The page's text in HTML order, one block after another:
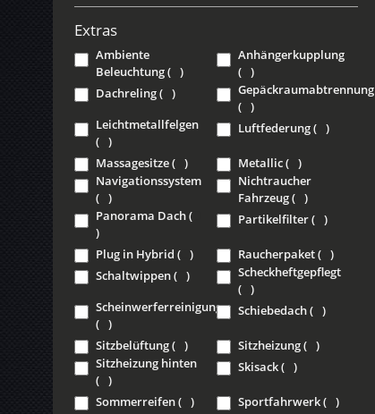
Extras
Ambiente
Beleuchtung( )
Anhängerkupplung
( )
Dachreling( )
Gepäckraumabtrennung
( )
Leichtmetallfelgen
( )
Luftfederung( )
Massagesitze( ) Metallic( )
Navigationssystem
( )
Nichtraucher
Fahrzeug( )
Panorama Dach(
)
Partikelfilter( )
Plug in Hybrid( ) Raucherpaket( )
Schaltwippen( )
Scheckheftgepflegt
( )
Scheinwerferreinigung
( )
Schiebedach( )
Sitzbelüftung( ) Sitzheizung( )
Sitzheizung hinten
( )
Skisack( )
Sommerreifen( ) Sportfahrwerk( )